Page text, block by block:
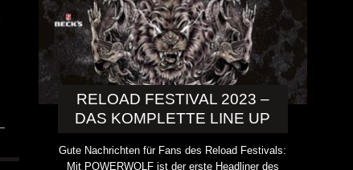
RELOAD FESTIVAL 2023 –
DAS KOMPLETTE LINE UP
Gute Nachrichten für Fans des Reload Festivals:
Mit POWERWOLF ist der erste Headliner des